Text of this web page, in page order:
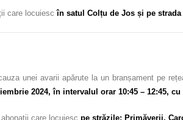
care locuiescîn satul Colțu de Jos și pe
unei avarii apărute la un branșament pe
2024, în intervalul orar 10:45 – 12:45,
care locuiesc pe străzile: Primăverii,